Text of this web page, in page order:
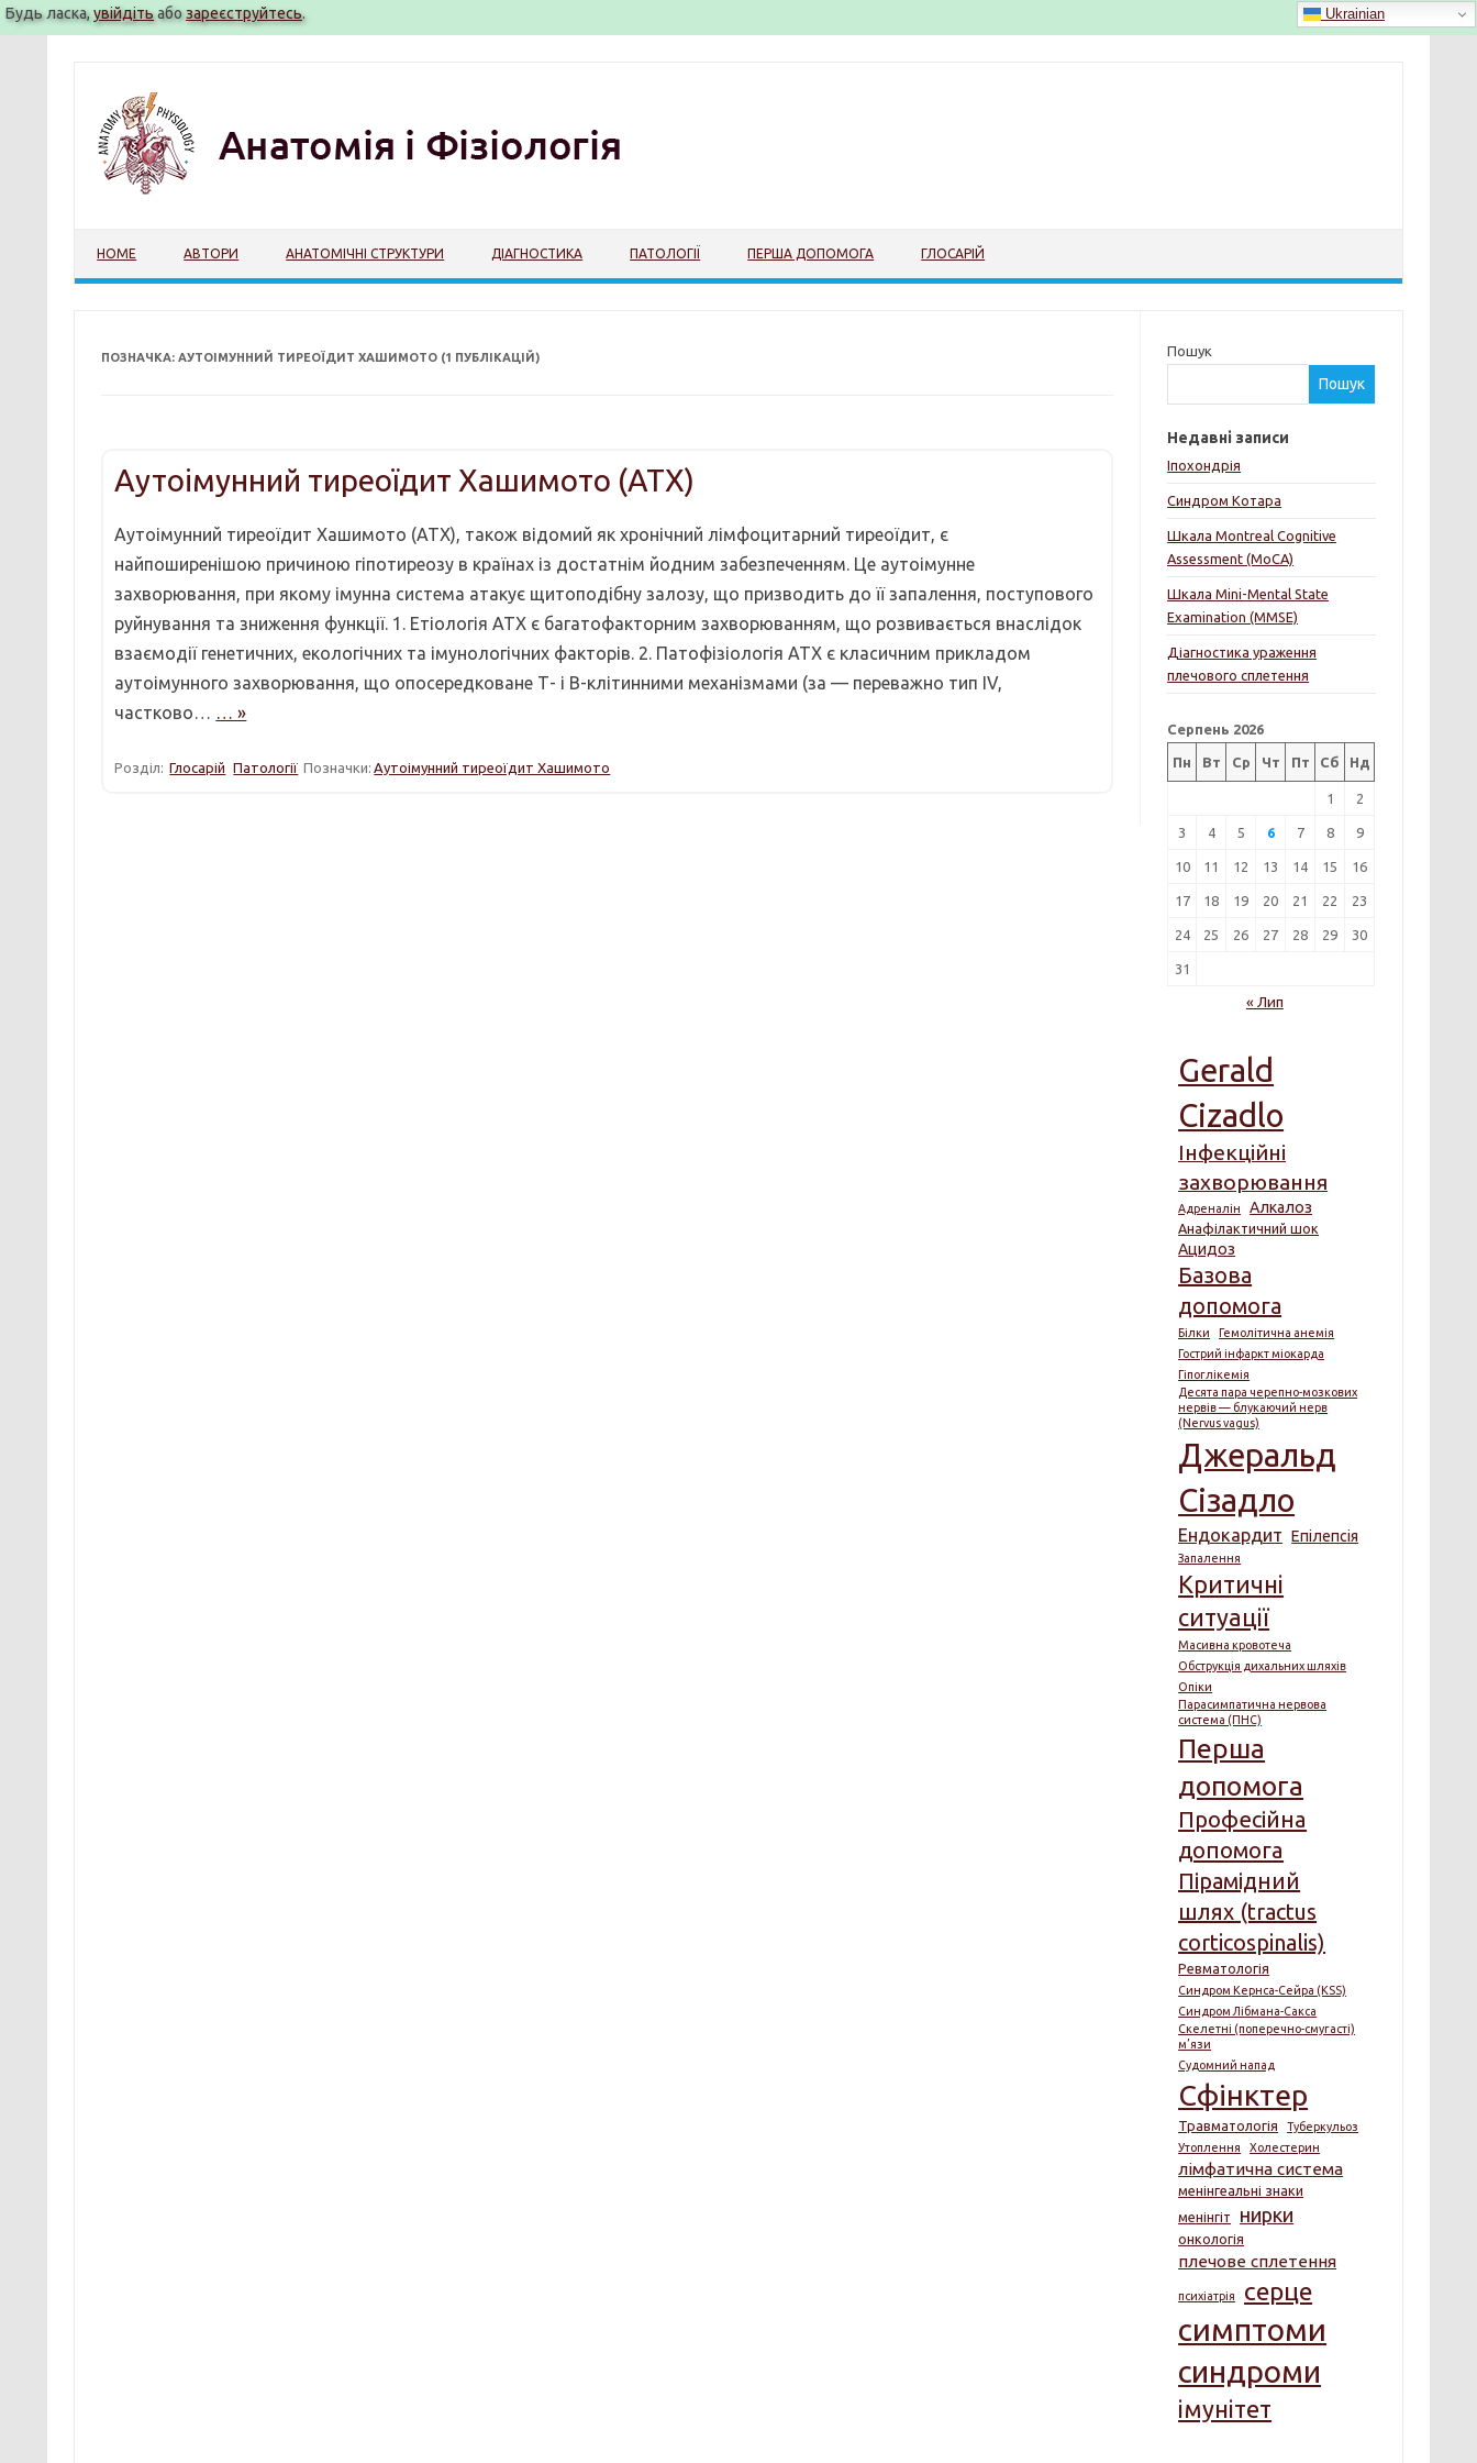
Будь ласка,увійдітьабозареєструйтесь.
HOME АВТОРИ АНАТОМІЧНІ СТРУКТУРИ ДІАГНОСТИКА ПАТОЛОГІЇ ПЕРША ДОПОМОГА ГЛОСАРІЙ
ПОЗНАЧКА: АУТОІМУННИЙ ТИРЕОЇДИТ ХАШИМОТО (1 ПУБЛІКАЦІЙ)
Аутоімунний тиреоїдит Хашимото (АТХ)
Аутоімунний тиреоїдит Хашимото (АТХ), також відомий як хронічний лімфоцитарний тиреоїдит, є
найпоширенішою причиною гіпотиреозу в країнах із достатнім йодним забезпеченням. Це аутоімунне
захворювання, при якому імунна система атакує щитоподібну залозу, що призводить до її запалення, поступового
руйнування та зниження функції. 1. Етіологія АТХ є багатофакторним захворюванням, що розвивається внаслідок
взаємодії генетичних, екологічних та імунологічних факторів. 2. Патофізіологія АТХ є класичним прикладом
аутоімунного захворювання, що опосередковане Т- і В-клітинними механізмами (за — переважно тип IV,
частково… … »
Розділ: Глосарій Патології Позначки: Аутоімунний тиреоїдит Хашимото
Пошук
Пошук
Недавні записи
Іпохондрія
Синдром Котара
Шкала Montreal Cognitive
Assessment (MoCA)
Шкала Mini-Mental State
Examination (MMSE)
Діагностика ураження
плечового сплетення
Серпень 2026
Пн Вт Ср Чт Пт Сб Нд
1 2
3 4 5 6 7 8 9
10 11 12 13 14 15 16
17 18 19 20 21 22 23
24 25 26 27 28 29 30
31
« Лип
Gerald
Cizadlo
Інфекційні
захворювання
Адреналін Алкалоз
Анафілактичний шок
Ацидоз
Базова
допомога
Білки
Гемолітична анемія
Гострий інфаркт міокарда
Гіпоглікемія
Десята пара черепно-мозкових
нервів — блукаючий нерв
(Nervus vagus)
Джеральд
Сізадло
Ендокардит Епілепсія
Запалення
Критичні
ситуації
Масивна кровотеча
Обструкція дихальних шляхів
Опіки
Парасимпатична нервова
система (ПНС)
Перша
допомога
Професійна
допомога
Пірамідний
шлях (tractus
corticospinalis)
Ревматологія
Синдром Кернса-Сейра (KSS)
Синдром Лібмана-Сакса
Скелетні (поперечно-смугасті)
м’язи
Судомний напад
Сфінктер
Травматологія
Туберкульоз
Утоплення
Холестерин
лімфатична система
менінгеальні знаки
менінгіт
нирки
онкологія
плечове сплетення
психіатрія серце
симптоми
синдроми
імунітет
Ukrainian